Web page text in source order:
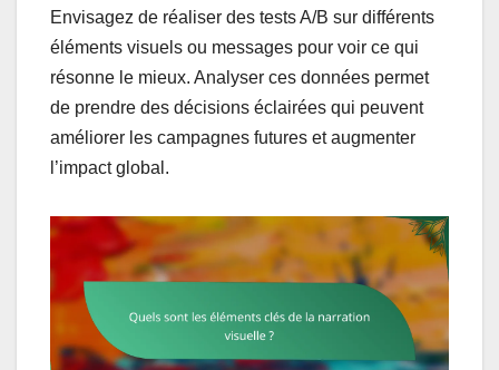
Envisagez de réaliser des tests A/B sur différents
éléments visuels ou messages pour voir ce qui
résonne le mieux. Analyser ces données permet
de prendre des décisions éclairées qui peuvent
améliorer les campagnes futures et augmenter
l’impact global.